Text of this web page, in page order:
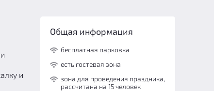
и
Общая информация
бесплатная парковка
есть гостевая зона
зона для проведения праздника,
рассчитана на 15 человек